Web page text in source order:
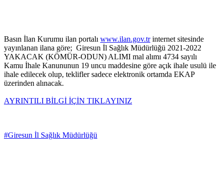
Basın İlan Kurumu ilan portalı www.ilan.gov.trinternet sitesinde
yayınlanan ilana göre; Giresun İl Sağlık Müdürlüğü 2021-2022
YAKACAK (KÖMÜR-ODUN) ALIMI mal alımı 4734 sayılı
Kamu İhale Kanununun 19 uncu maddesine göre açık ihale usulü ile
ihale edilecek olup, teklifler sadece elektronik ortamda EKAP
üzerinden alınacak.
AYRINTILI BİLGİ İÇİN TIKLAYINIZ
#Giresun İl Sağlık Müdürlüğü